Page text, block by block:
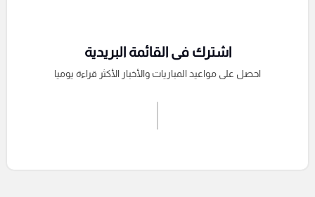
اشترك فى القائمة البريدية
احصل على مواعيد المباريات والأخبار الأكثر قراءة يوميا